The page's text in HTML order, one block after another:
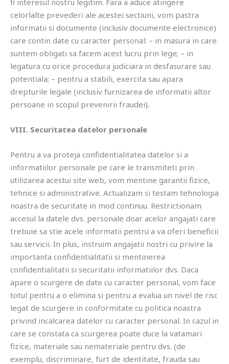
fi interesul nostru legitim. Fara a aduce atingere
celorlalte prevederi ale acestei sectiuni, vom pastra
informatii si documente (inclusiv documente electronice)
care contin date cu caracter personal: – in masura in care
suntem obligati sa facem acest lucru prin lege; – in
legatura cu orice procedura judiciara in desfasurare sau
potentiala; – pentru a stabili, exercita sau apara
drepturile legale (inclusiv furnizarea de informatii altor
persoane in scopul prevenirii fraudei).
VIII. Securitatea datelor personale
Pentru a va proteja confidentialitatea datelor si a
informatiilor personale pe care le transmiteti prin
utilizarea acestui site web, vom mentine garantii fizice,
tehnice si administrative. Actualizam si testam tehnologia
noastra de securitate in mod continuu. Restrictionam
accesul la datele dvs. personale doar acelor angajati care
trebuie sa stie acele informatii pentru a va oferi beneficii
sau servicii. In plus, instruim angajatii nostri cu privire la
importanta confidentialitatii si mentinerea
confidentialitatii si securitatii informatiilor dvs. Daca
apare o scurgere de date cu caracter personal, vom face
totul pentru a o elimina si pentru a evalua un nivel de risc
legat de scurgere in conformitate cu politica noastra
privind incalcarea datelor cu caracter personal. In cazul in
care se constata ca scurgerea poate duce la vatamari
fizice, materiale sau nemateriale pentru dvs. (de
exemplu, discriminare, furt de identitate, frauda sau